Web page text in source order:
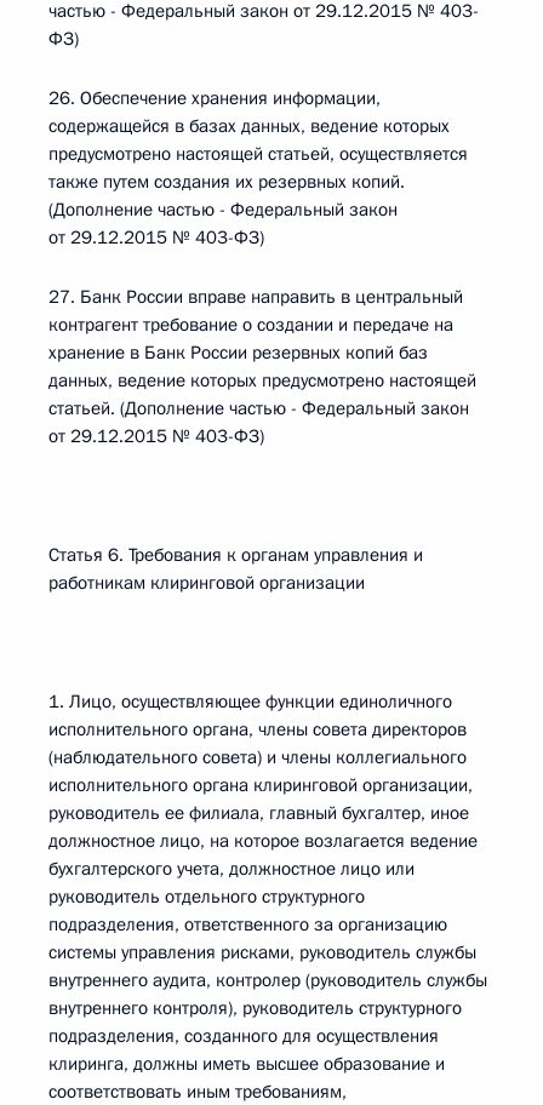
частью - Федеральный закон от 29.12.2015 № 403-
ФЗ)
26. Обеспечение хранения информации,
содержащейся в базах данных, ведение которых
предусмотрено настоящей статьей, осуществляется
также путем создания их резервных копий.
(Дополнение частью - Федеральный закон
от 29.12.2015 № 403-ФЗ)
27. Банк России вправе направить в центральный
контрагент требование о создании и передаче на
хранение в Банк России резервных копий баз
данных, ведение которых предусмотрено настоящей
статьей. (Дополнение частью - Федеральный закон
от 29.12.2015 № 403-ФЗ)
Статья 6. Требования к органам управления и
работникам клиринговой организации
1. Лицо, осуществляющее функции единоличного
исполнительного органа, члены совета директоров
(наблюдательного совета) и члены коллегиального
исполнительного органа клиринговой организации,
руководитель ее филиала, главный бухгалтер, иное
должностное лицо, на которое возлагается ведение
бухгалтерского учета, должностное лицо или
руководитель отдельного структурного
подразделения, ответственного за организацию
системы управления рисками, руководитель службы
внутреннего аудита, контролер (руководитель службы
внутреннего контроля), руководитель структурного
подразделения, созданного для осуществления
клиринга, должны иметь высшее образование и
соответствовать иным требованиям,